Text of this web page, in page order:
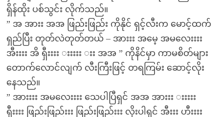
ရှိန်ထိုး ပစ်သွင်း လိုက်သည်။
” အ အားး အအ ဖြည်းဖြည်း ကိုနိုင် ရှင့်လီးက မောင့်ထက်
ရှည်ပြီး တုတ်လဲတုတ်တယ် – အားးး အမေ့ အမလေးးးး
အီးးးး အိ ရှီးးးး းးးးး းး အအ ” ကိုနိင်မှာ ကာမစိတ်များ
တောက်လောင်လျက် လီးကြီးဖြင့် တရကြမ်း ဆောင့်လိုး
နေသည်။
” အားးးး အမလေးးးး သေပါပြီရှင် အအ အားးး းးးးး
ရှီးးးး ဖြည်းဖြည်းးး ဖြည်းဖြည်းးး လိုးပါရှင် အီးးး ဟီးးးး